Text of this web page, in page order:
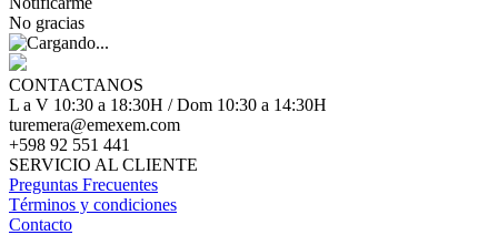
No gracias
CONTACTANOS
L a V 10:30 a 18:30H / Dom 10:30 a 14:30H
turemera@emexem.com
+598 92 551 441
SERVICIO AL CLIENTE
Preguntas Frecuentes
Términos y condiciones
Contacto